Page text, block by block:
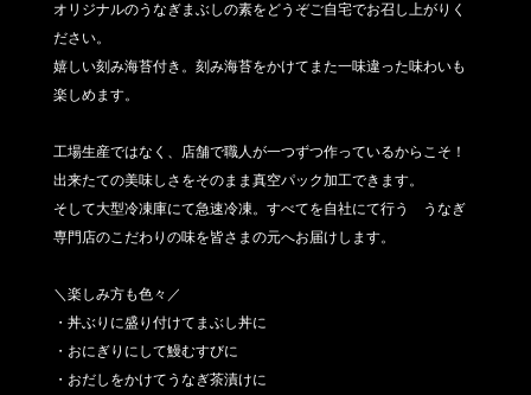
簡
保
袋
梱
包】
個
オリジナルのうなぎまぶしの素をどうぞご自宅でお召し上がりく
ださい。
嬉しい刻み海苔付き。刻み海苔をかけてまた一味違った味わいも
楽しめます。
工場生産ではなく、店舗で職人が一つずつ作っているからこそ！
出来たての美味しさをそのまま真空パック加工できます。
そして大型冷凍庫にて急速冷凍。すべてを自社にて行う うなぎ
専門店のこだわりの味を皆さまの元へお届けします。
＼楽しみ方も色々／
・丼ぶりに盛り付けてまぶし丼に
・おにぎりにして鰻むすびに
・おだしをかけてうなぎ茶漬けに